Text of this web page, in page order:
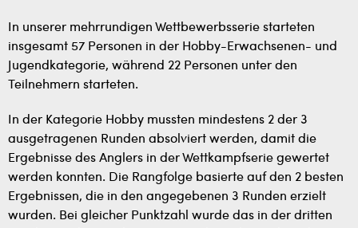
In unserer mehrrundigen Wettbewerbsserie starteten
insgesamt 57 Personen in der Hobby-Erwachsenen- und
Jugendkategorie, während 22 Personen unter den
Teilnehmern starteten.
In der Kategorie Hobby mussten mindestens 2 der 3
ausgetragenen Runden absolviert werden, damit die
Ergebnisse des Anglers in der Wettkampfserie gewertet
werden konnten. Die Rangfolge basierte auf den 2 besten
Ergebnissen, die in den angegebenen 3 Runden erzielt
wurden. Bei gleicher Punktzahl wurde das in der dritten